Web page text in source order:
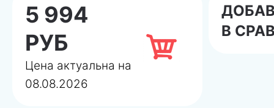
5 994
РУБ
Цена актуальна на
08.08.2026
В